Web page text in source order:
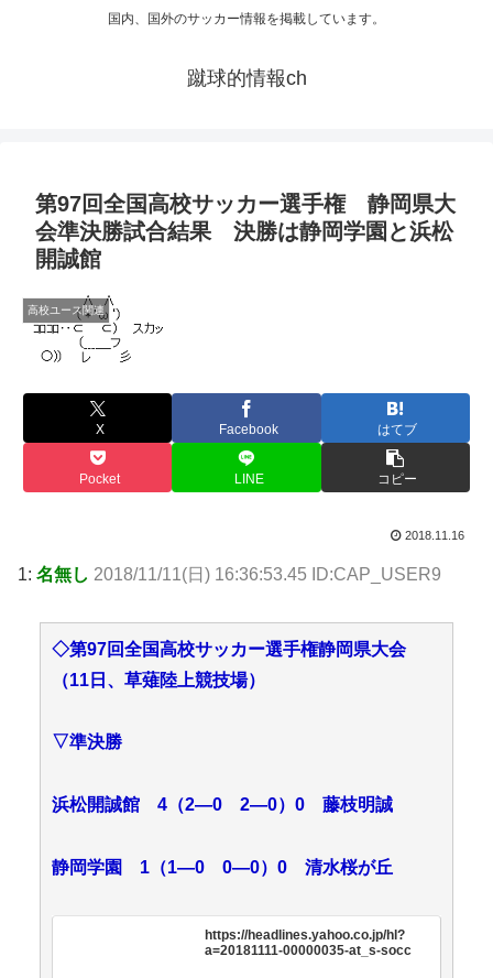
国内、国外のサッカー情報を掲載しています。
蹴球的情報ch
第97回全国高校サッカー選手権 静岡県大
会準決勝試合結果 決勝は静岡学園と浜松
開誠館
高校ユース関連
X Facebook はてブ
Pocket LINE コピー
2018.11.16
1: 名無し 2018/11/11(日) 16:36:53.45 ID:CAP_USER9
◇第97回全国高校サッカー選手権静岡県大会
（11日、草薙陸上競技場）
▽準決勝
浜松開誠館 4（2―0 2―0）0 藤枝明誠
静岡学園 1（1―0 0―0）0 清水桜が丘
https://headlines.yahoo.co.jp/hl?
a=20181111-00000035-at_s-socc